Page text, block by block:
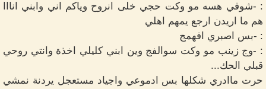
: -شوفي هسه مو وكت حجي خلى انروح وياكم اني وابني انااا
هم ما اريدن ارجع يمهم اهلي
: -بس اصبري افهمج
: -وج زينب مو وكت سوالفج وين ابني كليلي اخذة وانتي روحي
قبلي الحك...
حرت ماادري شكلها بس ادموعي واجياد مستعجل يردنة نمشي